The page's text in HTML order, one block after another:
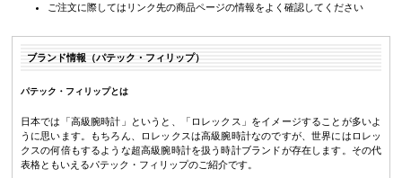
ご注文に際してはリンク先の商品ページの情報をよく確認してください
ブランド情報（パテック・フィリップ）
パテック・フィリップとは
日本では「高級腕時計」というと、「ロレックス」をイメージすることが多いよ
うに思います。もちろん、ロレックスは高級腕時計なのですが、世界にはロレッ
クスの何倍もするような超高級腕時計を扱う時計ブランドが存在します。その代
表格ともいえるパテック・フィリップのご紹介です。